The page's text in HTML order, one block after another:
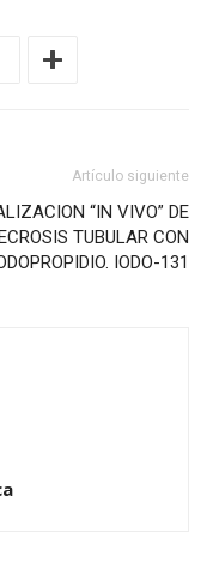
Artículo siguiente
“IN VIVO” DE
TUBULAR CON
IODO-131